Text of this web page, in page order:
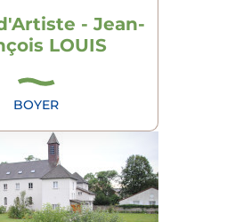
- Jean-
LOUIS
BOYER